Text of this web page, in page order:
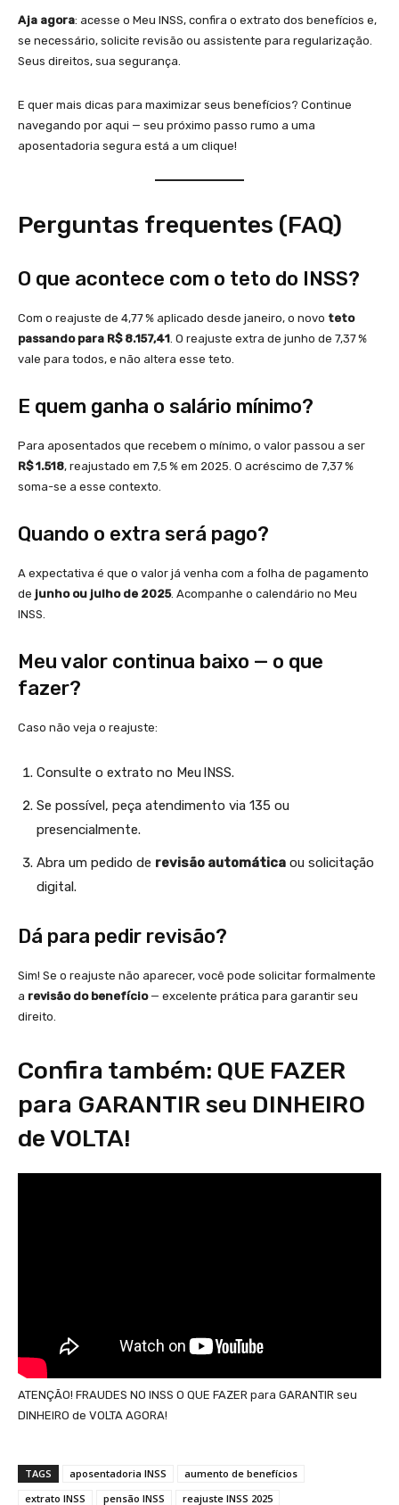
Aja agora: acesse o Meu INSS, confira o extrato dos benefícios e,
se necessário, solicite revisão ou assistente para regularização.
Seus direitos, sua segurança.
E quer mais dicas para maximizar seus benefícios? Continue
navegando por aqui — seu próximo passo rumo a uma
aposentadoria segura está a um clique!
Perguntas frequentes (FAQ)
O que acontece com o teto do INSS?
Com o reajuste de 4,77 % aplicado desde janeiro, o novo teto
passando para R$ 8.157,41. O reajuste extra de junho de 7,37 %
vale para todos, e não altera esse teto.
E quem ganha o salário mínimo?
Para aposentados que recebem o mínimo, o valor passou a ser
R$ 1.518, reajustado em 7,5 % em 2025. O acréscimo de 7,37 %
soma-se a esse contexto.
Quando o extra será pago?
A expectativa é que o valor já venha com a folha de pagamento
de junho ou julho de 2025. Acompanhe o calendário no Meu
INSS.
Meu valor continua baixo — o que
fazer?
Caso não veja o reajuste:
Consulte o extrato no Meu INSS.
Se possível, peça atendimento via 135 ou
presencialmente.
Abra um pedido de revisão automática ou solicitação
digital.
Dá para pedir revisão?
Sim! Se o reajuste não aparecer, você pode solicitar formalmente
a revisão do benefício— excelente prática para garantir seu
direito.
Confira também: QUE FAZER
para GARANTIR seu DINHEIRO
de VOLTA!
ATENÇÃO! FRAUDES NO INSS O QUE FAZER para GARANTIR seu
DINHEIRO de VOLTA AGORA!
TAGS aposentadoria INSS
aumento de benefícios
extrato INSS
pensão INSS reajuste INSS 2025